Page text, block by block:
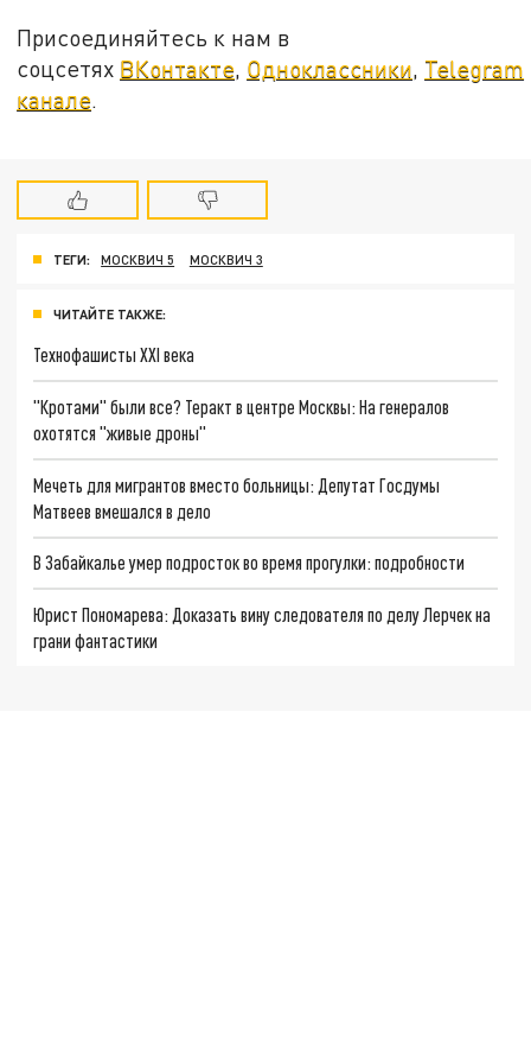
Присоединяйтесь к нам в
соцсетях ВКонтакте, Одноклассники, Telegram
канале.
ТЕГИ: МОСКВИЧ 5 МОСКВИЧ 3
ЧИТАЙТЕ ТАКЖЕ:
Технофашисты XXI века
"Кротами" были все? Теракт в центре Москвы: На генералов
охотятся "живые дроны"
Мечеть для мигрантов вместо больницы: Депутат Госдумы
Матвеев вмешался в дело
В Забайкалье умер подросток во время прогулки: подробности
Юрист Пономарева: Доказать вину следователя по делу Лерчек на
грани фантастики